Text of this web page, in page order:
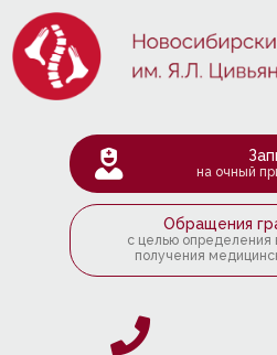
на очный
Обращения
с целью определения
получения